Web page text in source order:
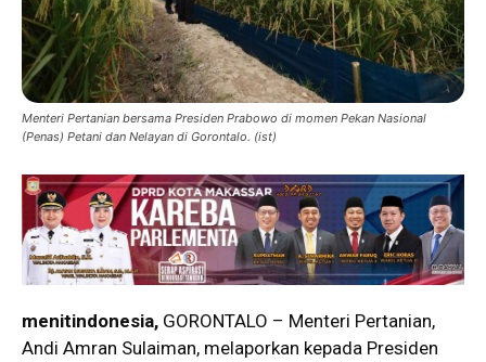
Menteri Pertanian bersama Presiden Prabowo di momen Pekan Nasional
(Penas) Petani dan Nelayan di Gorontalo. (ist)
menitindonesia, GORONTALO – Menteri Pertanian,
Andi Amran Sulaiman, melaporkan kepada Presiden